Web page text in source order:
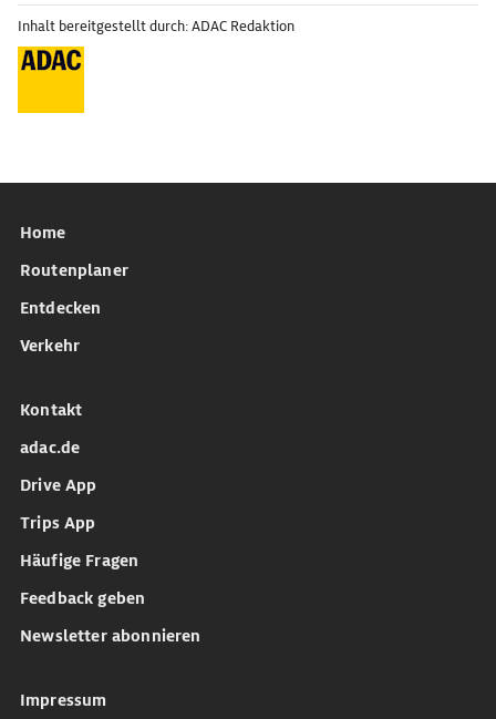
Inhalt bereitgestellt durch: ADAC Redaktion
Home
Routenplaner
Entdecken
Verkehr
Kontakt
adac.de
Drive App
Trips App
Häufige Fragen
Feedback geben
Newsletter abonnieren
Impressum